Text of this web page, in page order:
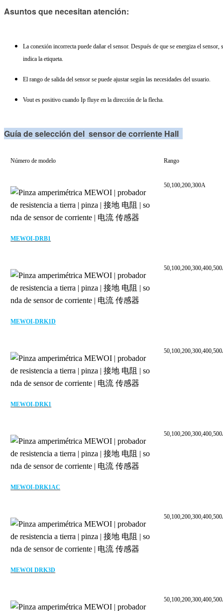
Asuntos que necesitan atención:
La conexión incorrecta puede dañar el sensor. Después de que se energiza el
indica la etiqueta.
El rango de salida del sensor se puede ajustar según las necesidades del usuario.
Vout es positivo cuando Ip fluye en la dirección de la flecha.
Guía de selección del sensor de corriente Hall
Número de modelo Rango
MEWOI-DRB1
50,100,200,300A
MEWOI-DRK1D
MEWOI-DRK1
MEWOI-DRK1AC
MEWOI DRK3D